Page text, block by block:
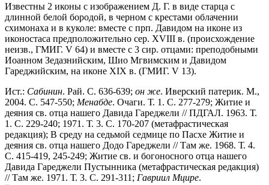
Известны 2 иконы с изображением Д. Г. в виде старца с
длинной белой бородой, в черном с крестами облачении
схимонаха и в куколе: вместе с прп. Давидом на иконе из
иконостаса предположительно сер. XVIII в. (происхождение
неизв., ГМИГ. V 64) и вместе с 3 сир. отцами: преподобными
Иоанном Зедазнийским, Шио Мгвимским и Давидом
Гареджийским, на иконе XIX в. (ГМИГ. V 13).
Ист.: Сабинин. Рай. С. 636-639; он же. Иверский патерик. М.,
2004. С. 547-550; Менабде. Очаги. Т. 1. С. 277-279; Житие и
деяния св. отца нашего Давида Гареджели // ПДГАЛ. 1963. Т.
1. С. 229-240; 1971. Т. 3. С. 170-207 (метафрастическая
редакция); В среду на седьмой седмице по Пасхе Житие и
деяния св. отца нашего Додо Гареджели // Там же. 1968. Т. 4.
С. 415-419, 245-249; Житие св. и богоносного отца нашего
Давида Гареджели Пустынника (метафрастическая редакция)
// Там же. 1971. Т. 3. С. 291-311; Гавриил Мцире.